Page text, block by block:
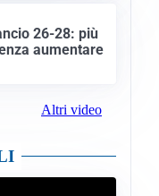
26-28: più
aumentare
Altri video